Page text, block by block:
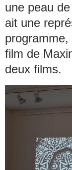
une peau
ait une
film de
deux films.